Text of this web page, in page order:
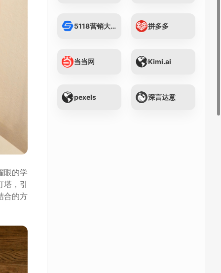
眼的学
塔，引
合的方
5118营销大数据... 拼多多
当当网 Kimi.ai
pexels 深言达意